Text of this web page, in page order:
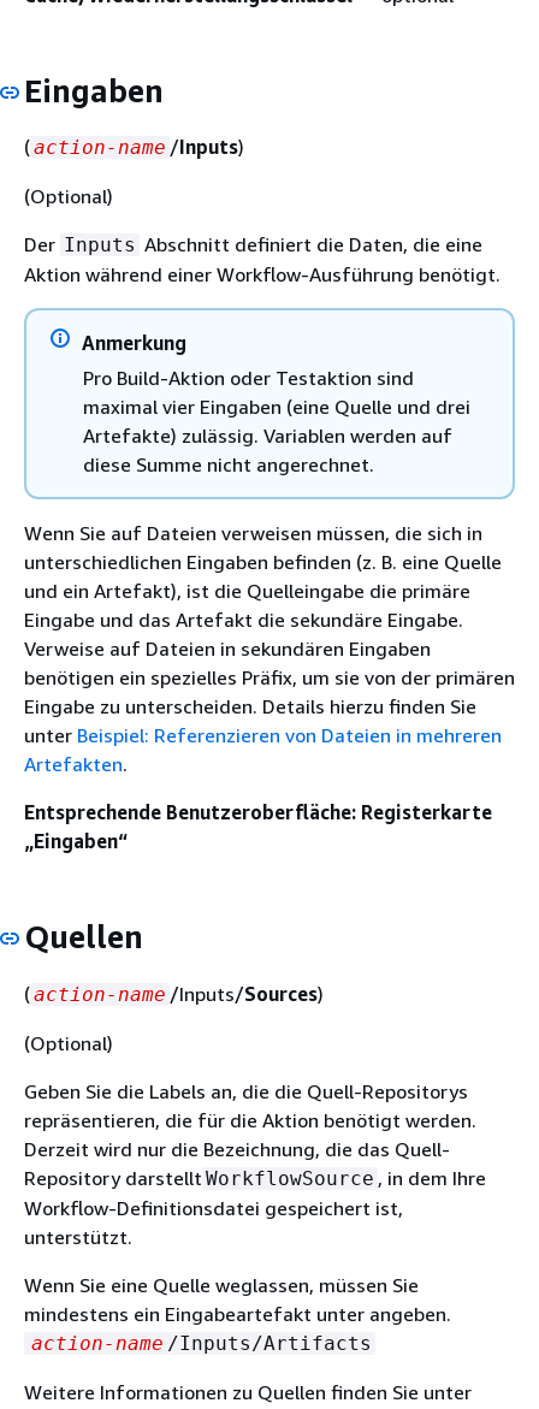
Eingaben
(action-name /Inputs)
(Optional)
Der Inputs Abschnitt definiert die Daten, die eine
Aktion während einer Workflow-Ausführung benötigt.
Anmerkung
Pro Build-Aktion oder Testaktion sind
maximal vier Eingaben (eine Quelle und drei
Artefakte) zulässig. Variablen werden auf
diese Summe nicht angerechnet.
Wenn Sie auf Dateien verweisen müssen, die sich in
unterschiedlichen Eingaben befinden (z. B. eine Quelle
und ein Artefakt), ist die Quelleingabe die primäre
Eingabe und das Artefakt die sekundäre Eingabe.
Verweise auf Dateien in sekundären Eingaben
benötigen ein spezielles Präfix, um sie von der primären
Eingabe zu unterscheiden. Details hierzu finden Sie
unter Beispiel: Referenzieren von Dateien in mehreren
Artefakten.
Entsprechende Benutzeroberfläche: Registerkarte
„Eingaben“
Quellen
(action-name /Inputs/Sources)
(Optional)
Geben Sie die Labels an, die die Quell-Repositorys
repräsentieren, die für die Aktion benötigt werden.
Derzeit wird nur die Bezeichnung, die das Quell-
Repository darstellt WorkflowSource , in dem Ihre
Workflow-Definitionsdatei gespeichert ist,
unterstützt.
Wenn Sie eine Quelle weglassen, müssen Sie
mindestens ein Eingabeartefakt unter angeben.
action-name /Inputs/Artifacts
Weitere Informationen zu Quellen finden Sie unter